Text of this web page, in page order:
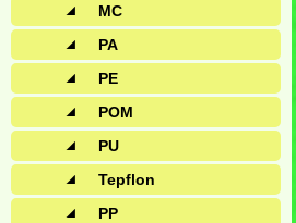
MC
PA
PE
POM
PU
Tepflon
PP